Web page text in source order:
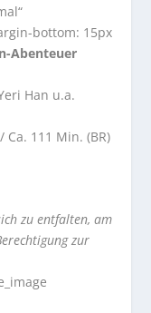
bottom: 15px
Abenteuer
Han u.a.
Ca. 111 Min. (BR)
zu entfalten, am
zur